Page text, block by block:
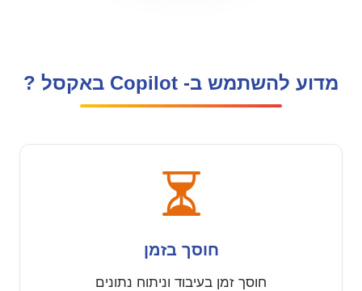
מדוע להשתמש ב- Copilot באקסל ?
חוסך בזמן
חוסך זמן בעיבוד וניתוח נתונים